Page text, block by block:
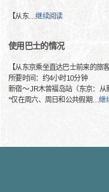
【从东…继续阅读
使用巴士的情况
【从东京乘坐直达巴士前来的旅客
所要时间：约4小时10分钟
新宿～ JR木曾福岛站（东京：从
*仅在周六、周日和公共假期…继